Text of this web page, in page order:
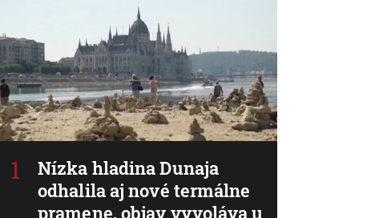
Nízka hladina Dunaja
odhalila aj nové termálne
pramene, objav vyvoláva u